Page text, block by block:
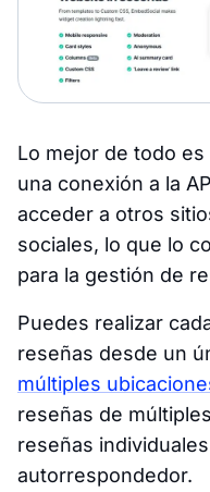
Lo mejor de todo
una conexión a la
acceder a otros
sociales, lo que lo
para la gestión de
Puedes realizar
reseñas desde un
múltiples
reseñas de
reseñas
autorrespondedor.